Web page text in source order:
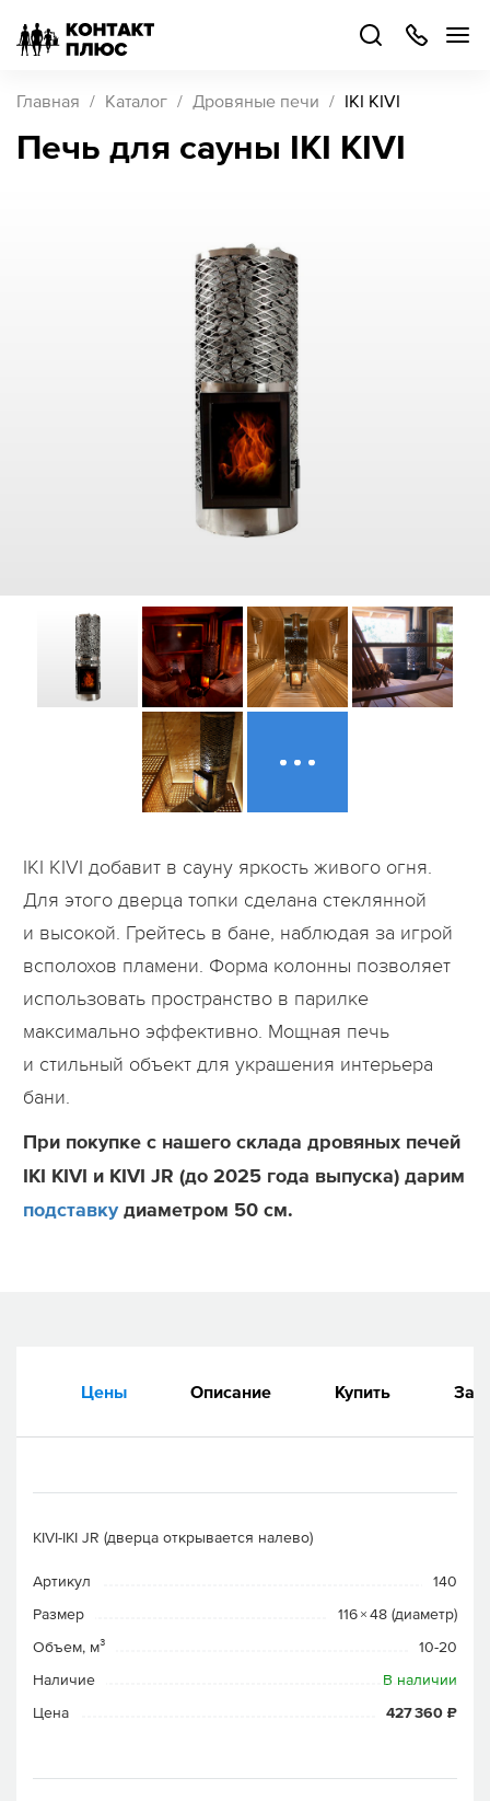
Главная Каталог Дровяные печи IKI KIVI
Печь для сауны IKI KIVI
IKI KIVI добавит в сауну яркость живого огня.
Для этого дверца топки сделана стеклянной
и высокой. Грейтесь в бане, наблюдая за игрой
всполохов пламени. Форма колонны позволяет
использовать пространство в парилке
максимально эффективно. Мощная печь
и стильный объект для украшения интерьера
бани.
При покупке c нашего склада дровяных печей
IKI KIVI и KIVI JR (до 2025 года выпуска) дарим
подставкудиаметром 50 см.
Цены Описание Купить
KIVI-IKI JR (дверца открывается налево)
Артикул
140
Размер
116 × 48 (диаметр)
Объем, м³
10-20
Наличие
В наличии
Цена
427 360 ₽
499
504-
48
Каталог